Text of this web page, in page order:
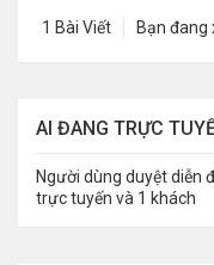
1 Bài Viết Bạn
AI ĐANG TRỰC
Người dùng duyệt diễn
trực tuyến và 1 khách